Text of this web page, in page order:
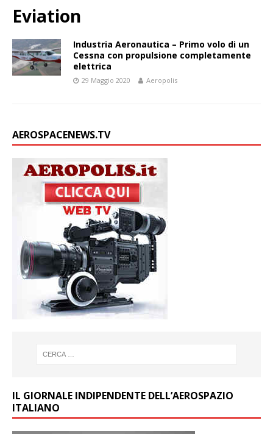
Eviation
Industria Aeronautica – Primo volo di un
Cessna con propulsione completamente
elettrica
29 Maggio 2020 Aeropolis
AEROSPACENEWS.TV
IL GIORNALE INDIPENDENTE DELL’AEROSPAZIO
ITALIANO